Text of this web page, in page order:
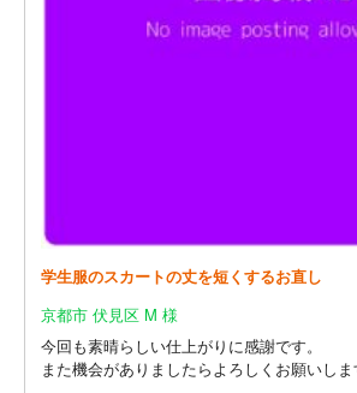
学生服のスカートの丈を短くするお直し
京都市 伏見区 M 様
今回も素晴らしい仕上がりに感謝です。
また機会がありましたらよろしくお願いしま